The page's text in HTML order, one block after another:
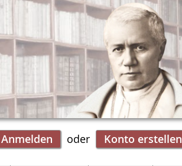
Anmelden Konto erstellen